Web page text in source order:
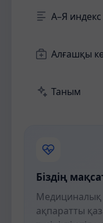
А–Я индекс
Алғашқы
Таным
Біздің
Медициналық
ақпаратты